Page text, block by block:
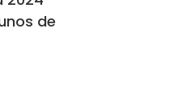
de